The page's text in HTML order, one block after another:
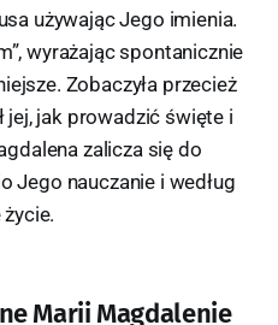
używając Jego imienia.
wyrażając spontanicznie
Zobaczyła przecież
jej, jak prowadzić święte i
zalicza się do
Jego nauczanie i według
Marii Magdalenie